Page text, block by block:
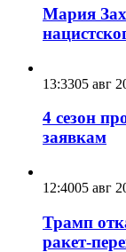
Мария
13:3305 авг
4 сезон
заявкам
12:4005 авг
Трамп
ракет-